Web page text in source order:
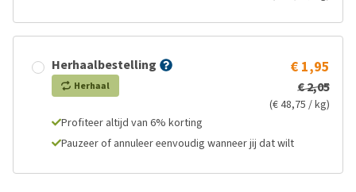
Herhaalbestelling
Herhaal
€ 1,95
€ 2,05
(€ 48,75 / kg)
Profiteer altijd van 6% korting
Pauzeer of annuleer eenvoudig wanneer jij dat wilt